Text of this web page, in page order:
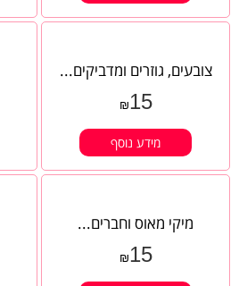
צובעים, גוזרים ומדביקים...
₪15
מידע נוסף
מיקי מאוס וחברים...
₪15